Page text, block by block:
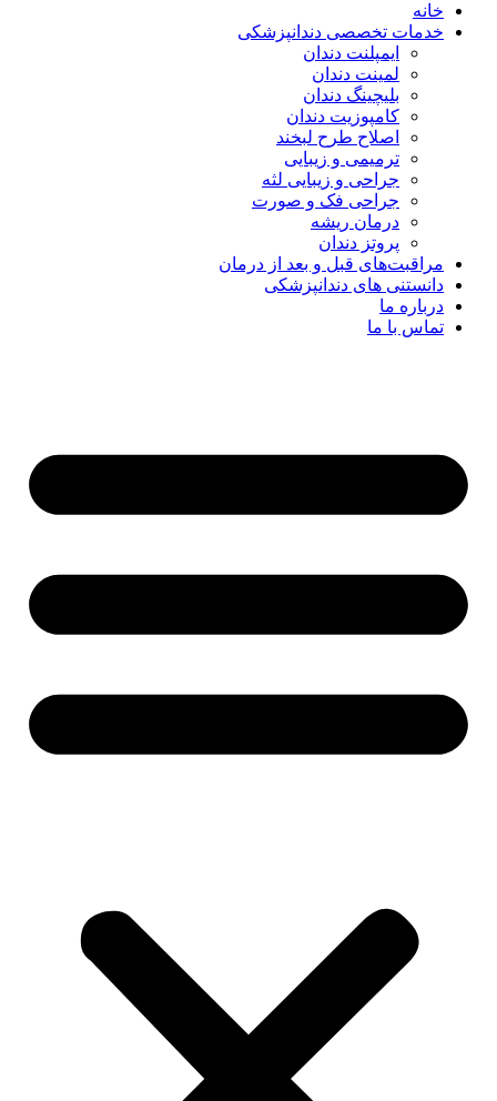
خانه
خدمات تخصصی دندانپزشکی
ایمپلنت دندان
لمینت دندان
بلیچینگ دندان
کامپوزیت دندان
اصلاح طرح لبخند
ترمیمی و زیبایی
جراحی و زیبایی لثه
جراحی فک و صورت
درمان ریشه
پروتز دندان
مراقبت‌های قبل و بعد از درمان
دانستنی های دندانپزشکی
درباره ما
تماس با ما